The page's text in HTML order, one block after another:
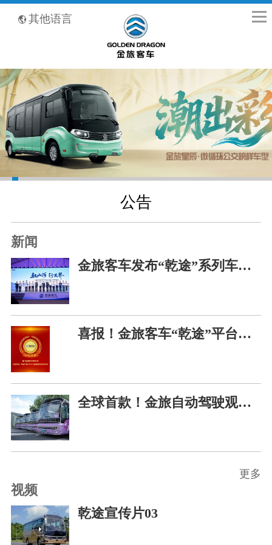
其他语言
公告
新闻
金旅客车发布“乾途”系列车型，致力于打造高端客车标杆
喜报！金旅客车“乾途”平台斩获2026汽车可持续发展“智创科技”称号
全球首款！金旅自动驾驶观虎神车正式上线，惊艳全球老虎日
更多
视频
乾途宣传片03